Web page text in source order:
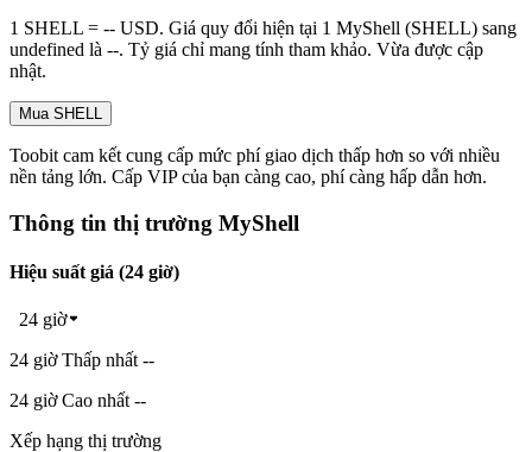
1 SHELL = -- USD. Giá quy đổi hiện tại 1 MyShell (SHELL) sang
undefined là --. Tỷ giá chỉ mang tính tham khảo. Vừa được cập
nhật.
Mua SHELL
Toobit cam kết cung cấp mức phí giao dịch thấp hơn so với nhiều
nền tảng lớn. Cấp VIP của bạn càng cao, phí càng hấp dẫn hơn.
Thông tin thị trường MyShell
Hiệu suất giá (24 giờ)
24 giờ
24 giờ Thấp nhất --
24 giờ Cao nhất --
Xếp hạng thị trường